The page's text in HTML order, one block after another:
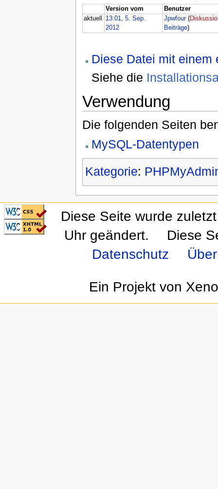
Version vom
Benutzer
aktuell
13:01, 5. Sep.
2012
Jpwfour(
Beiträge)
Diese Datei mit einem
Siehe die
Verwendung
Die folgenden Seiten
MySQL-Datentypen
Kategorie:
CSS ist valide!
Valid XHTML 1.0
Transitional
Diese Seite wurde
Uhr geändert.
Diese
Datenschutz
Ein Projekt von